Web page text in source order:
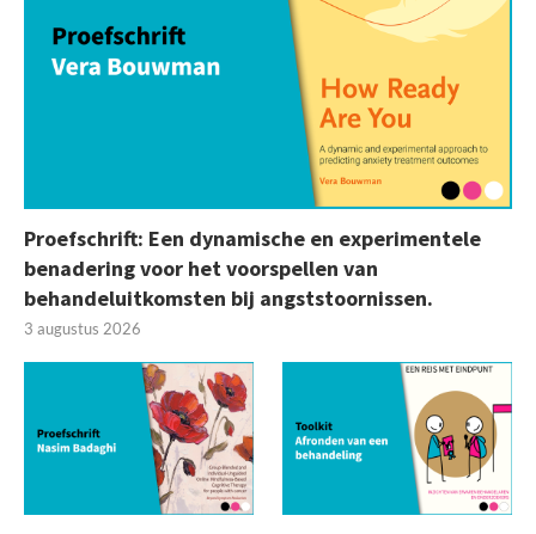
Proefschrift: Een dynamische en experimentele
benadering voor het voorspellen van
behandeluitkomsten bij angststoornissen.
3 augustus 2026